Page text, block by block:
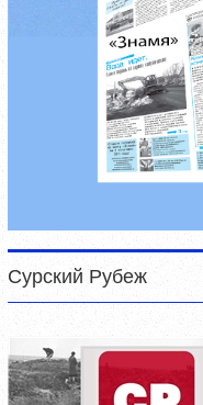
Сурский Рубеж